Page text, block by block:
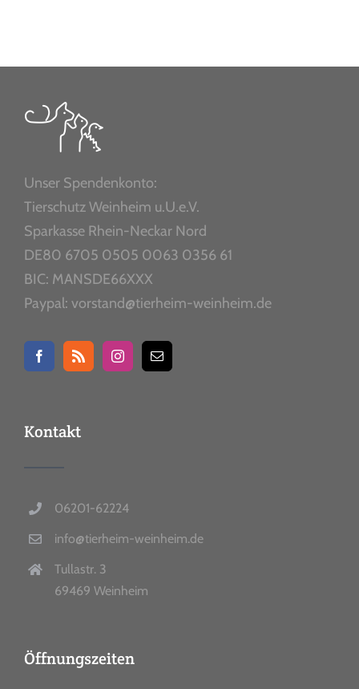
Unser Spendenkonto:
Tierschutz Weinheim u.U.e.V.
Sparkasse Rhein-Neckar Nord
DE80 6705 0505 0063 0356 61
BIC: MANSDE66XXX
Paypal: vorstand@tierheim-weinheim.de
Kontakt
06201-62224
info@tierheim-weinheim.de
Tullastr. 3
69469 Weinheim
Öffnungszeiten